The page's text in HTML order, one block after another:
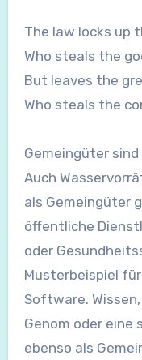
The law locks up
Who steals the
But leaves the
Who steals the
Gemeingüter sind
Auch
als Gemeingüter
öffentliche
oder
Musterbeispiel
Software.
Genom oder eine
ebenso als